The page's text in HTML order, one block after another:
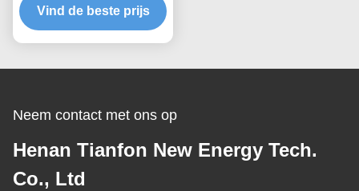
Windbelasting Tot 80 m/s
Ontworpen voor
en Eenvoudige Installatie
Vind de beste prijs
Neem contact met ons op
Henan Tianfon New Energy Tech.
Co., Ltd